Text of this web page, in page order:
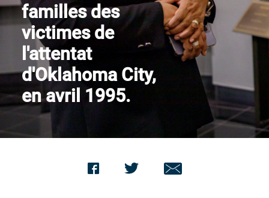
Nous contacter
familles des
victimes de
l'attentat
d'Oklahoma City,
en avril 1995.